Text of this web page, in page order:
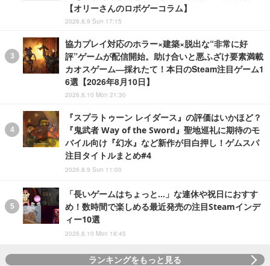
【オリーさんのロボゲーコラム】
2026.8.9 Sun 17:15
協力プレイ対応のホラー×建築×脱出な“非常に好
評”ゲームが配信開始。助け合いと悪ふざけ要素満載
カオスゲーム―採れたて！本日のSteam注目ゲーム1
6選【2026年8月10日】
2026.8.10 Mon 21:30
『スプラトゥーン レイダース』の評価はいかほど？
『鬼武者 Way of the Sword』聖地巡礼に期待のモ
バイル向け『幻水』など新作が目白押し！ゲムスパ
注目タイトルまとめ#4
2026.8.9 Sun 11:00
「長いゲームはちょっと…」な連休や祝日におすす
め！数時間で楽しめる最近発売の注目Steamインデ
ィー10選
2026.8.10 Mon 18:45
ランキングをもっと見る